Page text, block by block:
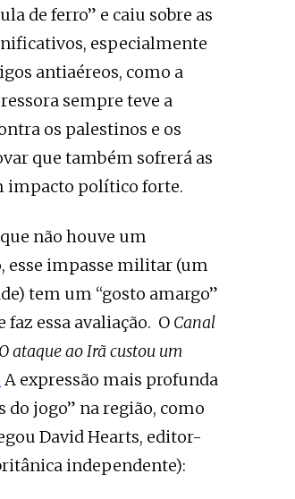
de ferro” e caiu sobre as
especialmente
antiaéreos, como a
sempre teve a
os palestinos e os
que também sofrerá as
impacto político forte.
não houve um
esse impasse militar (um
tem um “gosto amargo”
essa avaliação. O Canal
ataque ao Irã custou um
A expressão mais profunda
do jogo” na região, como
David Hearts, editor-
independente):